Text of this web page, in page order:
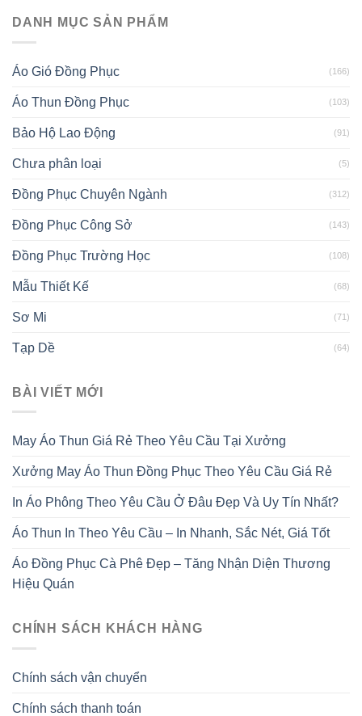
DANH MỤC SẢN PHẨM
Áo Gió Đồng Phục (166)
Áo Thun Đồng Phục (103)
Bảo Hộ Lao Động (91)
Chưa phân loại (5)
Đồng Phục Chuyên Ngành (312)
Đồng Phục Công Sở (143)
Đồng Phục Trường Học (108)
Mẫu Thiết Kế (68)
Sơ Mi (71)
Tạp Dề (64)
BÀI VIẾT MỚI
May Áo Thun Giá Rẻ Theo Yêu Cầu Tại Xưởng
Xưởng May Áo Thun Đồng Phục Theo Yêu Cầu Giá Rẻ
In Áo Phông Theo Yêu Cầu Ở Đâu Đẹp Và Uy Tín Nhất?
Áo Thun In Theo Yêu Cầu – In Nhanh, Sắc Nét, Giá Tốt
Áo Đồng Phục Cà Phê Đẹp – Tăng Nhận Diện Thương
Hiệu Quán
CHÍNH SÁCH KHÁCH HÀNG
Chính sách vận chuyển
Chính sách thanh toán